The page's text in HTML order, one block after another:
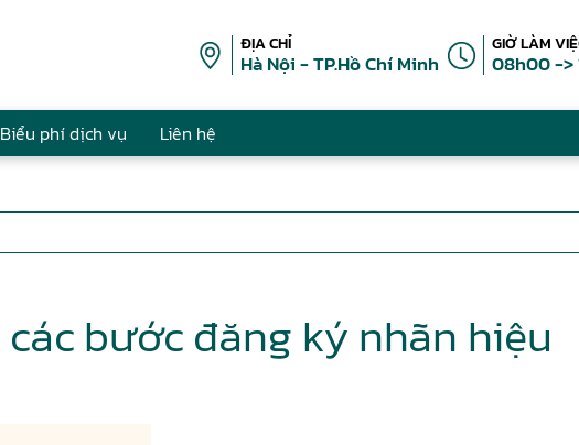
ĐỊA CHỈ
Hà Nội - TP.Hồ Chí Minh
GIỜ LÀM
08h00 ->
Biểu phí dịch vụ Liên hệ
các bước đăng ký nhãn hiệu